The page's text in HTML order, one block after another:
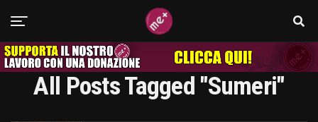
All Posts Tagged "sumeri"